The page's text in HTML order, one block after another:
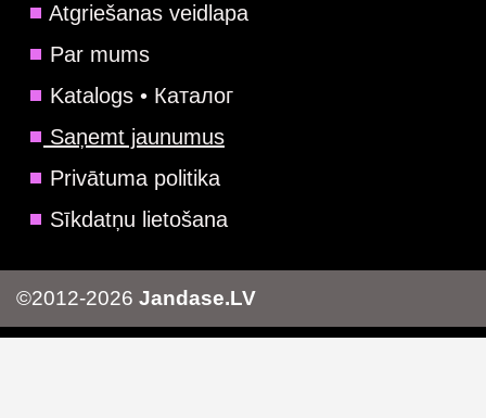
Atgriešanas veidlapa
Par mums
Katalogs • Каталог
Saņemt jaunumus
Privātuma politika
Sīkdatņu lietošana
©2012-2026 Jandase.LV